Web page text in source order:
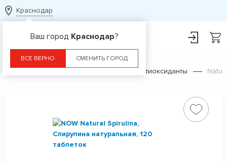
Краснодар
Ваш город Краснодар?
ВСЕ ВЕРНО СМЕНИТЬ ГОРОД
Антиоксиданты